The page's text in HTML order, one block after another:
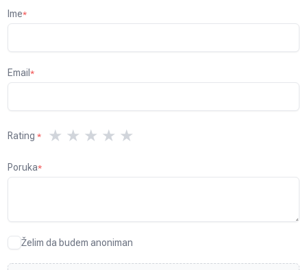
Ime*
Email*
Rating * ★ ★ ★ ★ ★
Poruka*
Želim da budem anoniman